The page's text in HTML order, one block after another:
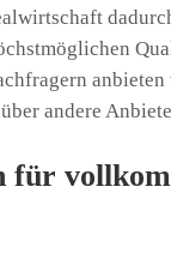
anbieten
andere
für